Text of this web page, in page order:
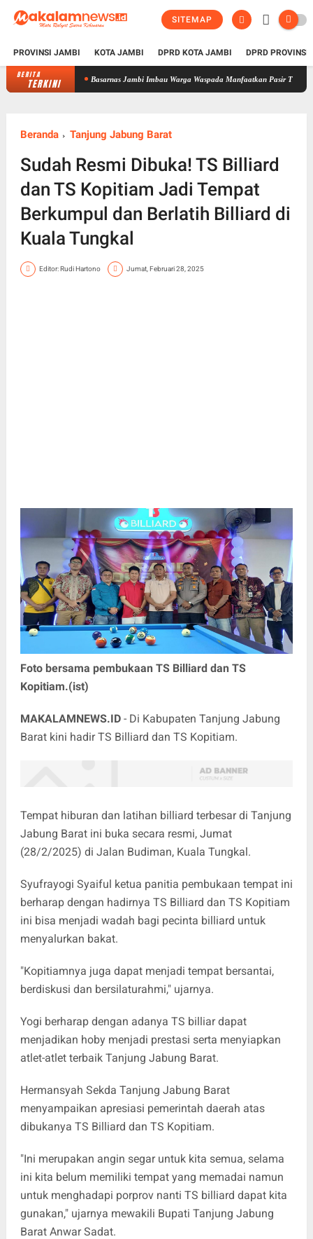
SITEMAP
PROVINSI JAMBI KOTA JAMBI DPRD KOTA JAMBI DPRD
BERITA
TERKINIBasarnas Jambi Imbau Warga Waspada Manfaatkan Pasir Timbul di Sungai
Beranda Tanjung Jabung Barat
Sudah Resmi Dibuka! TS Billiard
dan TS Kopitiam Jadi Tempat
Berkumpul dan Berlatih Billiard di
Kuala Tungkal
Editor: Rudi Hartono Jumat, Februari 28, 2025
Foto bersama pembukaan TS Billiard dan TS
Kopitiam.(ist)
MAKALAMNEWS.ID- Di Kabupaten Tanjung Jabung
Barat kini hadir TS Billiard dan TS Kopitiam.
Tempat hiburan dan latihan billiard terbesar di Tanjung
Jabung Barat ini buka secara resmi, Jumat
(28/2/2025) di Jalan Budiman, Kuala Tungkal.
Syufrayogi Syaiful ketua panitia pembukaan tempat ini
berharap dengan hadirnya TS Billiard dan TS Kopitiam
ini bisa menjadi wadah bagi pecinta billiard untuk
menyalurkan bakat.
"Kopitiamnya juga dapat menjadi tempat bersantai,
berdiskusi dan bersilaturahmi," ujarnya.
Yogi berharap dengan adanya TS billiar dapat
menjadikan hoby menjadi prestasi serta menyiapkan
atlet-atlet terbaik Tanjung Jabung Barat.
Hermansyah Sekda Tanjung Jabung Barat
menyampaikan apresiasi pemerintah daerah atas
dibukanya TS Billiard dan TS Kopitiam.
"Ini merupakan angin segar untuk kita semua, selama
ini kita belum memiliki tempat yang memadai namun
untuk menghadapi porprov nanti TS billiard dapat kita
gunakan," ujarnya mewakili Bupati Tanjung Jabung
Barat Anwar Sadat.